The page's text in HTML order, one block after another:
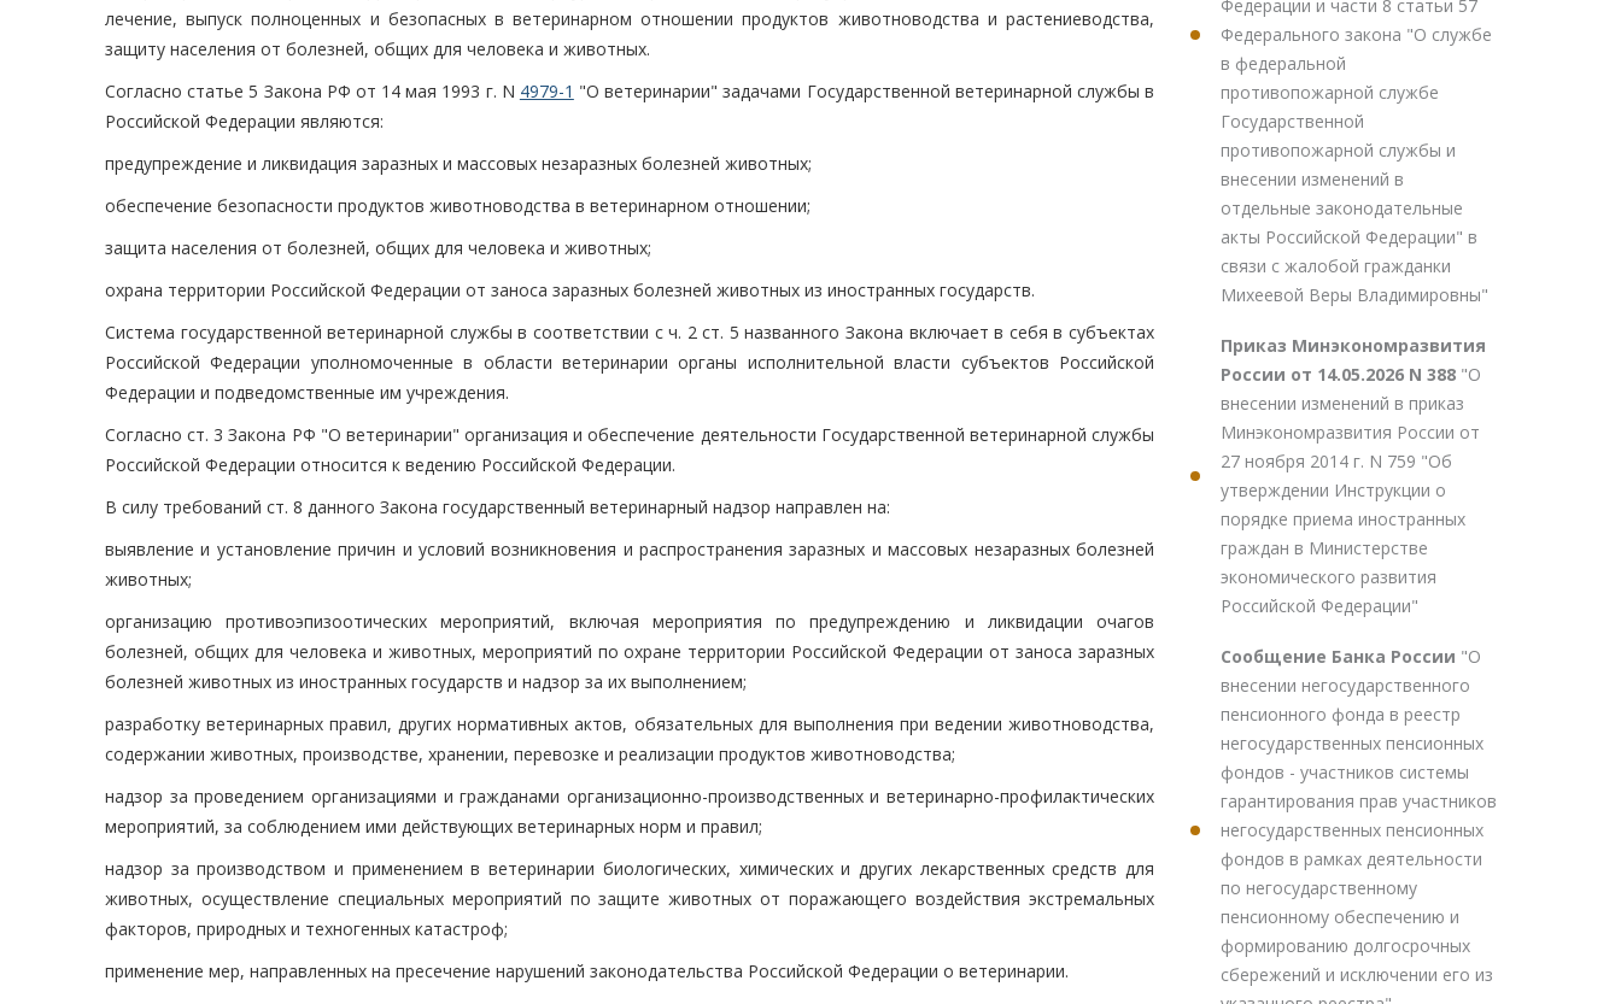
лечение, выпуск полноценных и безопасных в ветеринарном отношении продуктов животноводства и растениеводства,
защиту населения от болезней, общих для человека и животных.
Согласно статье 5 Закона РФ от 14 мая 1993 г. N 4979-1 "О ветеринарии" задачами Государственной ветеринарной службы в
Российской Федерации являются:
предупреждение и ликвидация заразных и массовых незаразных болезней животных;
обеспечение безопасности продуктов животноводства в ветеринарном отношении;
защита населения от болезней, общих для человека и животных;
охрана территории Российской Федерации от заноса заразных болезней животных из иностранных государств.
Система государственной ветеринарной службы в соответствии с ч. 2 ст. 5 названного Закона включает в себя в субъектах
Российской Федерации уполномоченные в области ветеринарии органы исполнительной власти субъектов Российской
Федерации и подведомственные им учреждения.
Согласно ст. 3 Закона РФ "О ветеринарии" организация и обеспечение деятельности Государственной ветеринарной службы
Российской Федерации относится к ведению Российской Федерации.
В силу требований ст. 8 данного Закона государственный ветеринарный надзор направлен на:
выявление и установление причин и условий возникновения и распространения заразных и массовых незаразных болезней
животных;
организацию противоэпизоотических мероприятий, включая мероприятия по предупреждению и ликвидации очагов
болезней, общих для человека и животных, мероприятий по охране территории Российской Федерации от заноса заразных
болезней животных из иностранных государств и надзор за их выполнением;
разработку ветеринарных правил, других нормативных актов, обязательных для выполнения при ведении животноводства,
содержании животных, производстве, хранении, перевозке и реализации продуктов животноводства;
надзор за проведением организациями и гражданами организационно-производственных и ветеринарно-профилактических
мероприятий, за соблюдением ими действующих ветеринарных норм и правил;
надзор за производством и применением в ветеринарии биологических, химических и других лекарственных средств для
животных, осуществление специальных мероприятий по защите животных от поражающего воздействия экстремальных
факторов, природных и техногенных катастроф;
применение мер, направленных на пресечение нарушений законодательства Российской Федерации о ветеринарии.
Федерации и части 8 статьи 57
Федерального закона "О службе
в федеральной
противопожарной службе
Государственной
противопожарной службы и
внесении изменений в
отдельные законодательные
акты Российской Федерации" в
связи с жалобой гражданки
Михеевой Веры Владимировны"
Приказ Минэкономразвития
России от 14.05.2026 N 388 "О
внесении изменений в приказ
Минэкономразвития России от
27 ноября 2014 г. N 759 "Об
утверждении Инструкции о
порядке приема иностранных
граждан в Министерстве
экономического развития
Российской Федерации"
Сообщение Банка России "О
внесении негосударственного
пенсионного фонда в реестр
негосударственных пенсионных
фондов - участников системы
гарантирования прав участников
негосударственных пенсионных
фондов в рамках деятельности
по негосударственному
пенсионному обеспечению и
формированию долгосрочных
сбережений и исключении его из